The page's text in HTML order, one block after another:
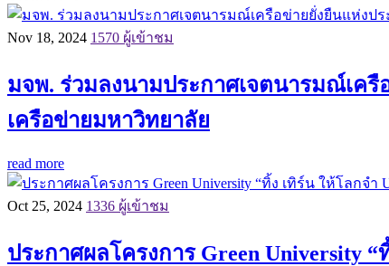
Nov 18, 2024 1570 ผู้เข้าชม
มจพ. ร่วมลงนามประกาศเจตนารมณ์เค
เครือข่ายมหาวิทยาลัย
read more
Oct 25, 2024 1336 ผู้เข้าชม
ประกาศผลโครงการ Green University “